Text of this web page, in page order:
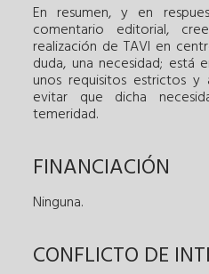
En resumen, y en
comentario editorial,
realización de TAVI en
duda, una necesidad; está
unos requisitos estrictos y
evitar que dicha
temeridad.
FINANCIACIÓN
Ninguna.
CONFLICTO DE